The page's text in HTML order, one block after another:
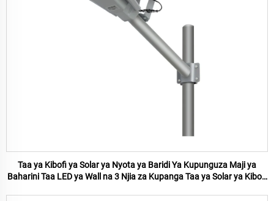
Taa ya Kibofi ya Solar ya Nyota ya Baridi Ya Kupunguza Maji ya
Baharini Taa LED ya Wall na 3 Njia za Kupanga Taa ya Solar ya Kibofi